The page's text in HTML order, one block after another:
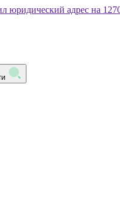
юридический адрес на